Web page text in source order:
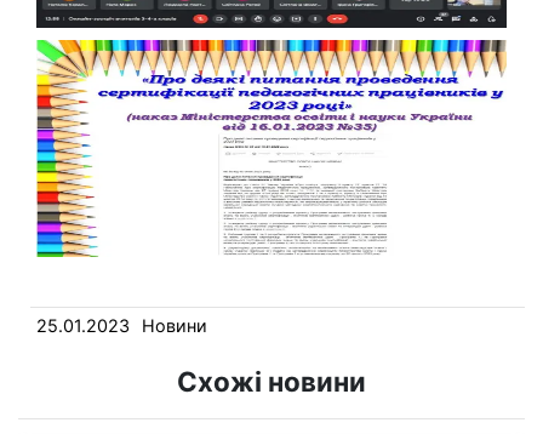
25.01.2023 Новини
Схожі новини